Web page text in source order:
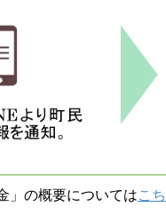
」の概要についてはこ